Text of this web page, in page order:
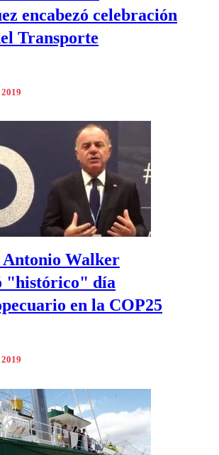
encabezó celebración
Transporte
Walker
"histórico" día
en la COP25